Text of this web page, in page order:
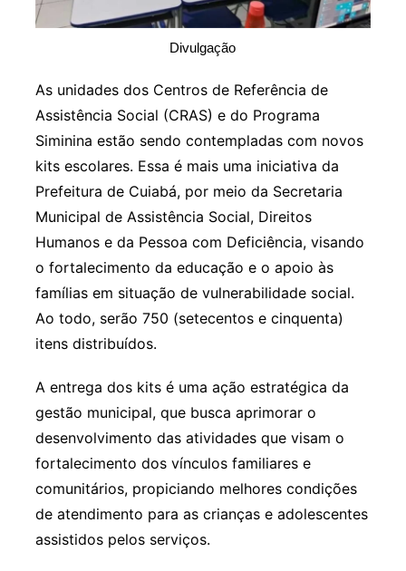
Divulgação
As unidades dos Centros de Referência de
Assistência Social (CRAS) e do Programa
Siminina estão sendo contempladas com novos
kits escolares. Essa é mais uma iniciativa da
Prefeitura de Cuiabá, por meio da Secretaria
Municipal de Assistência Social, Direitos
Humanos e da Pessoa com Deficiência, visando
o fortalecimento da educação e o apoio às
famílias em situação de vulnerabilidade social.
Ao todo, serão 750 (setecentos e cinquenta)
itens distribuídos.
A entrega dos kits é uma ação estratégica da
gestão municipal, que busca aprimorar o
desenvolvimento das atividades que visam o
fortalecimento dos vínculos familiares e
comunitários, propiciando melhores condições
de atendimento para as crianças e adolescentes
assistidos pelos serviços.